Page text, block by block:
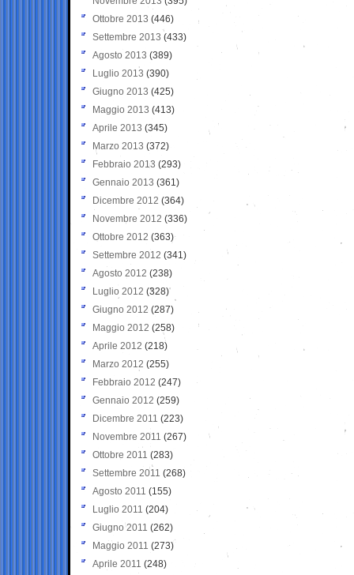
Ottobre 2013 (446)
Settembre 2013 (433)
Agosto 2013 (389)
Luglio 2013 (390)
Giugno 2013 (425)
Maggio 2013 (413)
Aprile 2013 (345)
Marzo 2013 (372)
Febbraio 2013 (293)
Gennaio 2013 (361)
Dicembre 2012 (364)
Novembre 2012 (336)
Ottobre 2012 (363)
Settembre 2012 (341)
Agosto 2012 (238)
Luglio 2012 (328)
Giugno 2012 (287)
Maggio 2012 (258)
Aprile 2012 (218)
Marzo 2012 (255)
Febbraio 2012 (247)
Gennaio 2012 (259)
Dicembre 2011 (223)
Novembre 2011 (267)
Ottobre 2011 (283)
Settembre 2011 (268)
Agosto 2011 (155)
Luglio 2011 (204)
Giugno 2011 (262)
Maggio 2011 (273)
Aprile 2011 (248)